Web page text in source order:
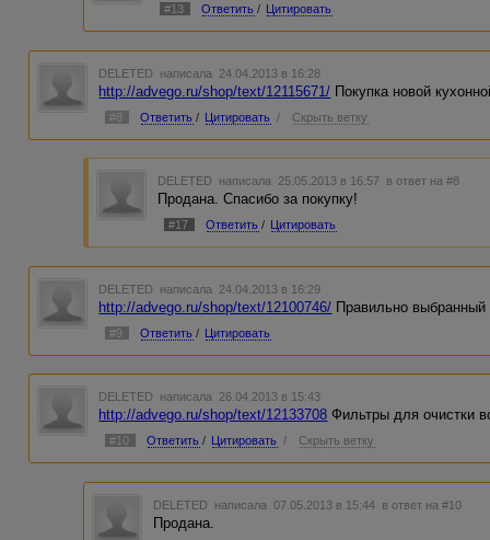
#13 Ответить / Цитировать
DELETED написала 24.04.2013 в 16:28
http://advego.ru/shop/text/12115671/ Покупка новой
#8 Ответить / Цитировать / Скрыть ветку
DELETED написала 25.05.2013 в 16:57 в ответ на #8
Продана. Спасибо за покупку!
#17 Ответить / Цитировать
DELETED написала 24.04.2013 в 16:29
http://advego.ru/shop/text/12100746/ Правильно выбранный
#9 Ответить / Цитировать
DELETED написала 26.04.2013 в 15:43
http://advego.ru/shop/text/12133708 Фильтры для очистки
#10 Ответить / Цитировать / Скрыть ветку
DELETED написала 07.05.2013 в 15:44 в ответ на #10
Продана.